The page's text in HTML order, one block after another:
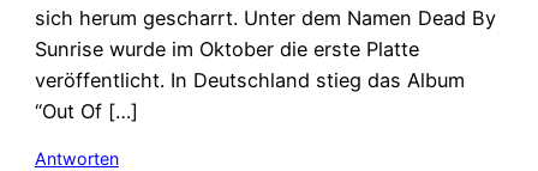
sich herum gescharrt. Unter dem Namen Dead By
Sunrise wurde im Oktober die erste Platte
veröffentlicht. In Deutschland stieg das Album
“Out Of […]
Antworten